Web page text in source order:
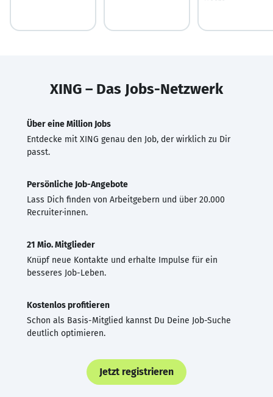
XING – Das Jobs-Netzwerk
Über eine Million Jobs
Entdecke mit XING genau den Job, der wirklich zu Dir
passt.
Persönliche Job-Angebote
Lass Dich finden von Arbeitgebern und über 20.000
Recruiter·innen.
21 Mio. Mitglieder
Knüpf neue Kontakte und erhalte Impulse für ein
besseres Job-Leben.
Kostenlos profitieren
Schon als Basis-Mitglied kannst Du Deine Job-Suche
deutlich optimieren.
Jetzt registrieren